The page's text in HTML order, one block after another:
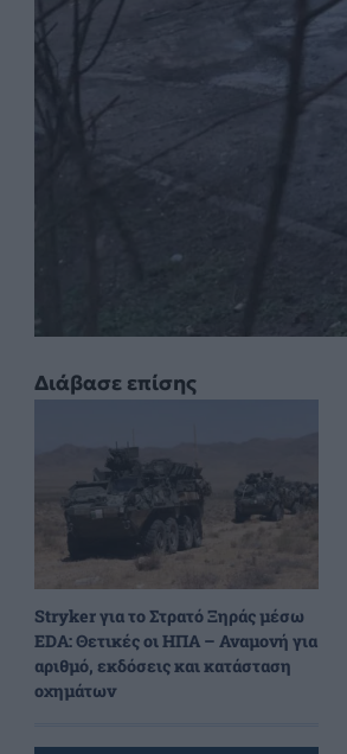
Διάβασε επίσης
Stryker για το Στρατό Ξηράς μέσω
EDA: Θετικές οι ΗΠΑ – Αναμονή για
αριθμό, εκδόσεις και κατάσταση
οχημάτων